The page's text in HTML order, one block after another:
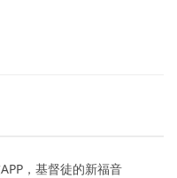
，基督徒的新福音